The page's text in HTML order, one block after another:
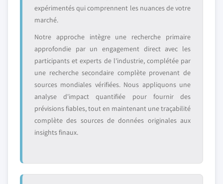
expérimentés qui comprennent les nuances de votre
marché.
Notre approche intègre une recherche primaire
approfondie par un engagement direct avec les
participants et experts de l'industrie, complétée par
une recherche secondaire complète provenant de
sources mondiales vérifiées. Nous appliquons une
analyse d'impact quantifiée pour fournir des
prévisions fiables, tout en maintenant une traçabilité
complète des sources de données originales aux
insights finaux.